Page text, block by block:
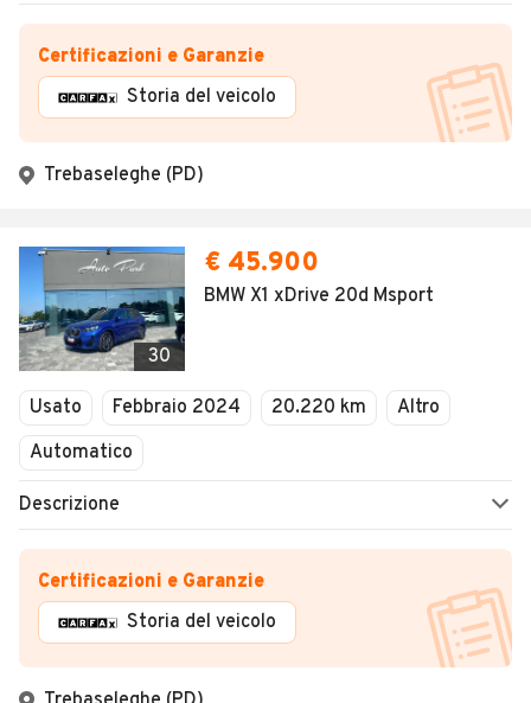
Certificazioni e Garanzie
Storia del veicolo
Trebaseleghe (PD)
30
€ 45.900
BMW X1 xDrive 20d Msport
Usato Febbraio 2024 20.220 km
Altro
Automatico
Descrizione
Certificazioni e Garanzie
Storia del veicolo